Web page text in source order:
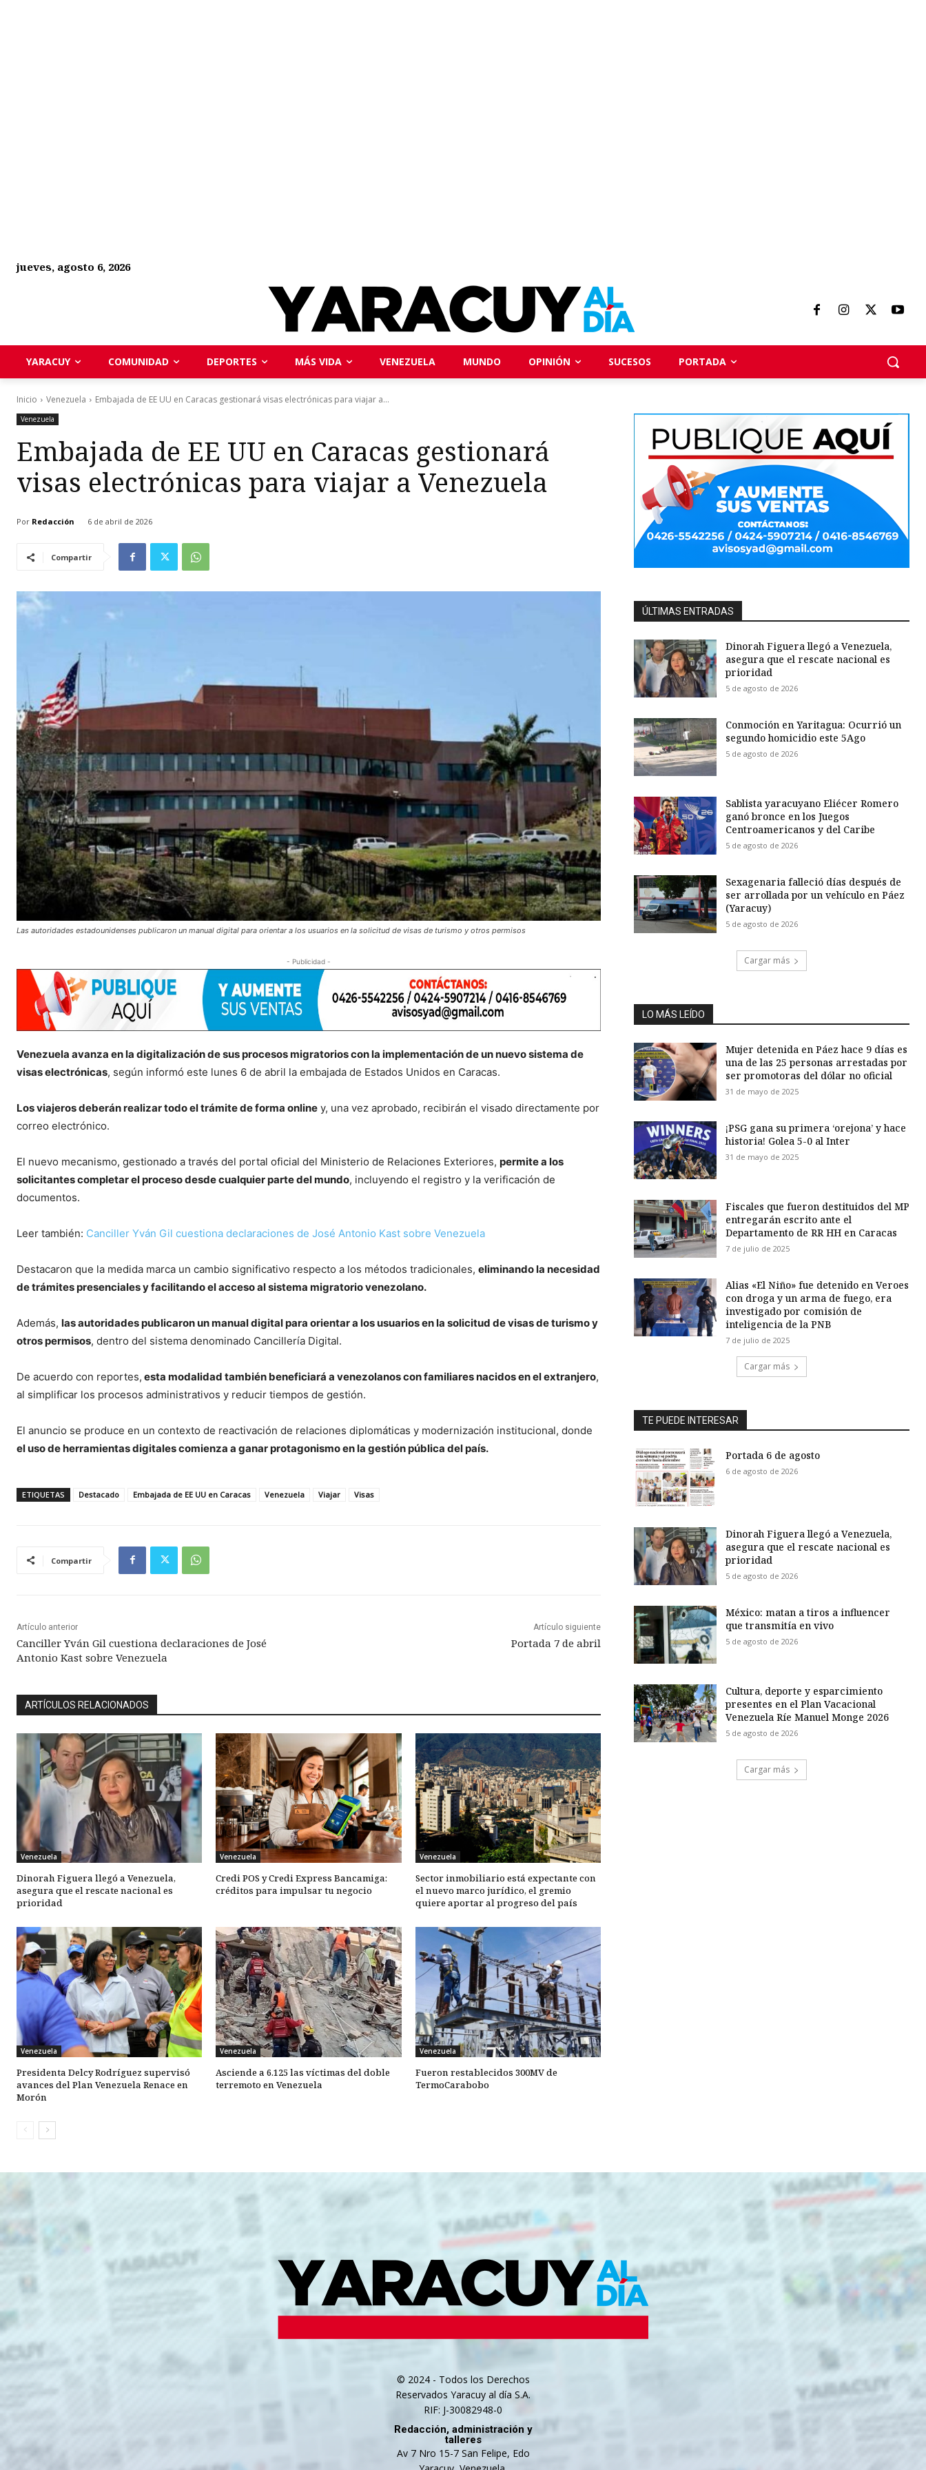
jueves, agosto 6, 2026
YARACUY COMUNIDAD DEPORTES MÁS VIDA VENEZUELA MUNDO OPINIÓN SUCESOS PORTADA
Inicio Venezuela Embajada de EE UU en Caracas gestionará visas electrónicas para viajar a...
Venezuela
Embajada de EE UU en Caracas gestionará
visas electrónicas para viajar a Venezuela
Por Redacción 6 de abril de 2026
Compartir
Las autoridades estadounidenses publicaron un manual digital para orientar a los usuarios en la solicitud de visas de turismo y otros permisos
- Publicidad -
Venezuela avanza en la digitalización de sus procesos migratorios con la implementación de un nuevo sistema de
visas electrónicas, según informó este lunes 6 de abril la embajada de Estados Unidos en Caracas.
Los viajeros deberán realizar todo el trámite de forma online y, una vez aprobado, recibirán el visado directamente por
correo electrónico.
El nuevo mecanismo, gestionado a través del portal oficial del Ministerio de Relaciones Exteriores, permite a los
solicitantes completar el proceso desde cualquier parte del mundo, incluyendo el registro y la verificación de
documentos.
Leer también: Canciller Yván Gil cuestiona declaraciones de José Antonio Kast sobre Venezuela
Destacaron que la medida marca un cambio significativo respecto a los métodos tradicionales, eliminando la necesidad
de trámites presenciales y facilitando el acceso al sistema migratorio venezolano.
Además, las autoridades publicaron un manual digital para orientar a los usuarios en la solicitud de visas de turismo y
otros permisos, dentro del sistema denominado Cancillería Digital.
De acuerdo con reportes, esta modalidad también beneficiará a venezolanos con familiares nacidos en el extranjero,
al simplificar los procesos administrativos y reducir tiempos de gestión.
El anuncio se produce en un contexto de reactivación de relaciones diplomáticas y modernización institucional, donde
el uso de herramientas digitales comienza a ganar protagonismo en la gestión pública del país.
ETIQUETAS Destacado Embajada de EE UU en Caracas Venezuela Viajar Visas
Compartir
Artículo anterior
Canciller Yván Gil cuestiona declaraciones de José
Antonio Kast sobre Venezuela
Artículo siguiente
Portada 7 de abril
ARTÍCULOS RELACIONADOS
Venezuela
Dinorah Figuera llegó a Venezuela,
asegura que el rescate nacional es
prioridad
Venezuela
Credi POS y Credi Express Bancamiga:
créditos para impulsar tu negocio
Venezuela
Sector inmobiliario está expectante con
el nuevo marco jurídico, el gremio
quiere aportar al progreso del país
Venezuela
Presidenta Delcy Rodríguez supervisó
avances del Plan Venezuela Renace en
Morón
Venezuela
Asciende a 6.125 las víctimas del doble
terremoto en Venezuela
Venezuela
Fueron restablecidos 300MV de
TermoCarabobo
ÚLTIMAS ENTRADAS
Dinorah Figuera llegó a Venezuela,
asegura que el rescate nacional es
prioridad
5 de agosto de 2026
Conmoción en Yaritagua: Ocurrió un
segundo homicidio este 5Ago
5 de agosto de 2026
Sablista yaracuyano Eliécer Romero
ganó bronce en los Juegos
Centroamericanos y del Caribe
5 de agosto de 2026
Sexagenaria falleció días después de
ser arrollada por un vehículo en Páez
(Yaracuy)
5 de agosto de 2026
Cargar más
LO MÁS LEÍDO
Mujer detenida en Páez hace 9 días es
una de las 25 personas arrestadas por
ser promotoras del dólar no oficial
31 de mayo de 2025
¡PSG gana su primera ‘orejona’ y hace
historia! Golea 5-0 al Inter
31 de mayo de 2025
Fiscales que fueron destituidos del MP
entregarán escrito ante el
Departamento de RR HH en Caracas
7 de julio de 2025
Alias «El Niño» fue detenido en Veroes
con droga y un arma de fuego, era
investigado por comisión de
inteligencia de la PNB
7 de julio de 2025
Cargar más
TE PUEDE INTERESAR
Portada 6 de agosto
6 de agosto de 2026
Dinorah Figuera llegó a Venezuela,
asegura que el rescate nacional es
prioridad
5 de agosto de 2026
México: matan a tiros a influencer
que transmitía en vivo
5 de agosto de 2026
Cultura, deporte y esparcimiento
presentes en el Plan Vacacional
Venezuela Ríe Manuel Monge 2026
5 de agosto de 2026
Cargar más
© 2024 - Todos los Derechos
Reservados Yaracuy al día S.A.
RIF: J-30082948-0
Redacción, administración y
talleres
Av 7 Nro 15-7 San Felipe, Edo